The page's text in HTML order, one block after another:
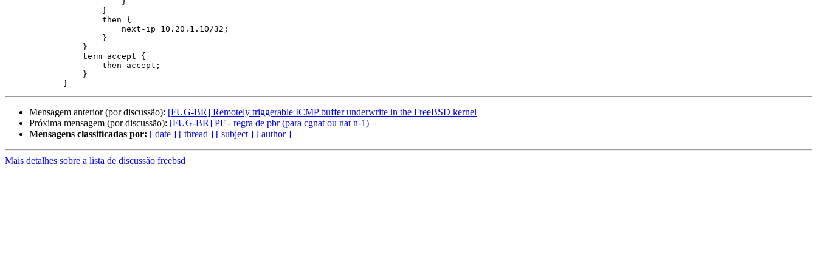
Mensagem anterior (por discussão): [FUG-BR] Remotely triggerable ICMP buffer underwrite in the FreeBSD kernel
Próxima mensagem (por discussão): [FUG-BR] PF - regra de pbr (para cgnat ou nat n-1)
Mensagens classificadas por: [ date ] [ thread ] [ subject ] [ author ]
Mais detalhes sobre a lista de discussão freebsd